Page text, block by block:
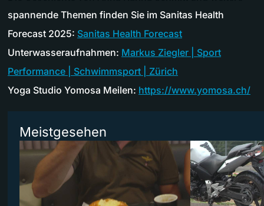
spannende Themen finden Sie im Sanitas Health
Forecast 2025: Sanitas Health Forecast
Unterwasseraufnahmen: Markus Ziegler | Sport
Performance | Schwimmsport | Zürich
Yoga Studio Yomosa Meilen: https://www.yomosa.ch/
Meistgesehen